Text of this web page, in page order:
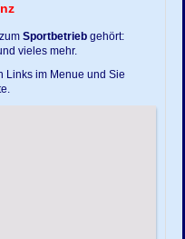
Sportbetrieb gehört:
vieles mehr.
Links im Menue und Sie